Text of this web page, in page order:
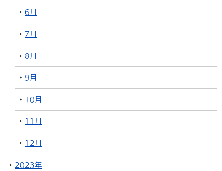
6月
7月
8月
9月
10月
11月
12月
2023年